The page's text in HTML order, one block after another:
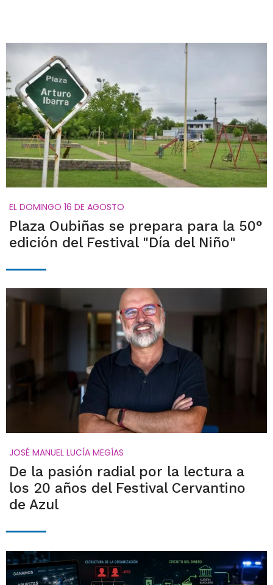
EL DOMINGO 16 DE AGOSTO
Plaza Oubiñas se prepara para la 50°
edición del Festival "Día del Niño"
JOSÉ MANUEL LUCÍA MEGÍAS
De la pasión radial por la lectura a
los 20 años del Festival Cervantino
de Azul